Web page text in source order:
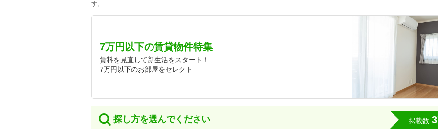
す。
7万円以下の賃貸物件特集
賃料を見直して新生活をスタート！
7万円以下のお部屋をセレクト
探し方を選んでください 掲載数